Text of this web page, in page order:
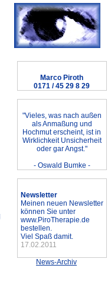
Marco Piroth
0171 / 45 29 8 29
"Vieles, was nach außen
als Anmaßung und
Hochmut erscheint, ist in
Wirklichkeit Unsicherheit
oder gar Angst."
- Oswald Bumke -
Newsletter
Meinen neuen Newsletter
können Sie unter
www.PiroTherapie.de
bestellen.
Viel Spaß damit.
17.02.2011
News-Archiv